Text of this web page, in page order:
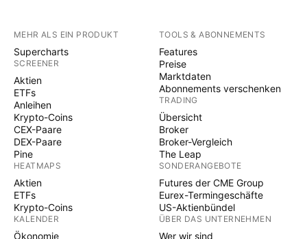
MEHR ALS EIN PRODUKT
Supercharts
SCREENER
Aktien
ETFs
Anleihen
Krypto-Coins
CEX-Paare
DEX-Paare
Pine
HEATMAPS
Aktien
ETFs
Krypto-Coins
KALENDER
Ökonomie
TOOLS & ABONNEMENTS
Features
Preise
Marktdaten
Abonnements verschenken
TRADING
Übersicht
Broker
Broker-Vergleich
The Leap
SONDERANGEBOTE
Futures der CME Group
Eurex-Termingeschäfte
US-Aktienbündel
ÜBER DAS UNTERNEHMEN
Wer wir sind